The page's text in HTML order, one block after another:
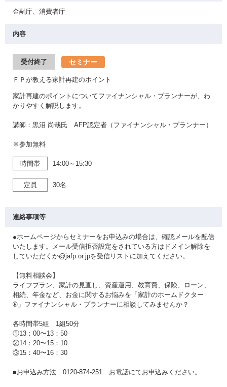
金融庁、消費者庁
内容
受付終了 セミナー
ＦＰが教える家計再建のポイント
家計再建のポイントについてファイナンシャル・プランナーが、わ
かりやすく解説します。
講師：黒沼 尚哉氏 AFP認定者（ファイナンシャル・プランナー）
※参加無料
時間帯 14:00～15:30
定員 30名
連絡事項等
●ホームページからセミナーをお申込みの場合は、確認メールを配信
いたします。メール受信拒否設定をされている方はドメイン解除を
していただくか@jafp.or.jpを受信リストに加えてください。
【無料相談会】
ライフプラン、家計の見直し、資産運用、教育費、保険、ローン、
相続、年金など、お金に関するお悩みを「家計のホームドクター
®」ファイナンシャル・プランナーに相談してみませんか？
各時間帯5組 1組50分
①13：00〜13：50
②14：20〜15：10
③15：40〜16：30
■お申込み方法 0120-874-251 お電話にてお申込みください。